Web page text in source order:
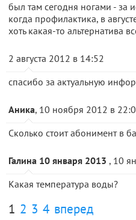
был там сегодня ногами - за
когда профилактика, в
хоть какая-то альтернатива
2 августа 2012 в 14:52
спасибо за актуальную
Аника, 10 ноября 2012 в
Сколько стоит абонимент в
Галина 10 января 2013 , 10
Какая температура воды?
1 2 3 4 вперед